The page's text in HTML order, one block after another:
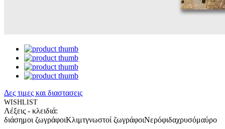
Δες τιμες και διαστασεις
WISHLIST
Λέξεις - κλειδιά:
διάσημοι ζωγράφοιΚλιμτγνωστοί ζωγράφοιΝερόφιδαχρυσόμαύρο